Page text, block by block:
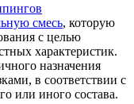
смесь, которую
с целью
характеристик.
назначения
в соответствии с
или иного состава.